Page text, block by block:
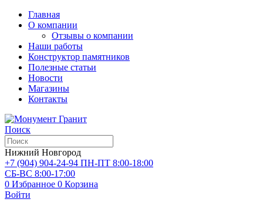
Главная
О компании
Отзывы о компании
Наши работы
Конструктор памятников
Полезные статьи
Новости
Магазины
Контакты
Поиск
Нижний Новгород
+7 (904) 904-24-94 ПН-ПТ 8:00-18:00
СБ-ВС 8:00-17:00
0 Избранное 0 Корзина
Войти